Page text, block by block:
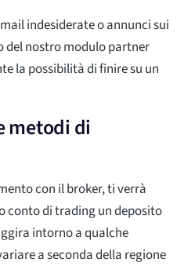
indesiderate o annunci sui
del nostro modulo partner
la possibilità di finire su un
metodi di
con il broker, ti verrà
conto di trading un deposito
intorno a qualche
a seconda della regione